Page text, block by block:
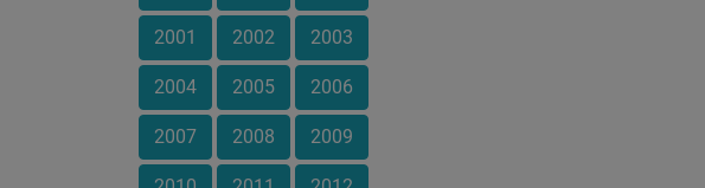
2001 2002 2003
2004 2005 2006
2007 2008 2009